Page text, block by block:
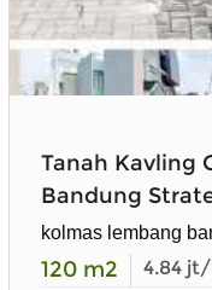
Tanah Kavling
Bandung
kolmas lembang
120 m2 4.84 jt/